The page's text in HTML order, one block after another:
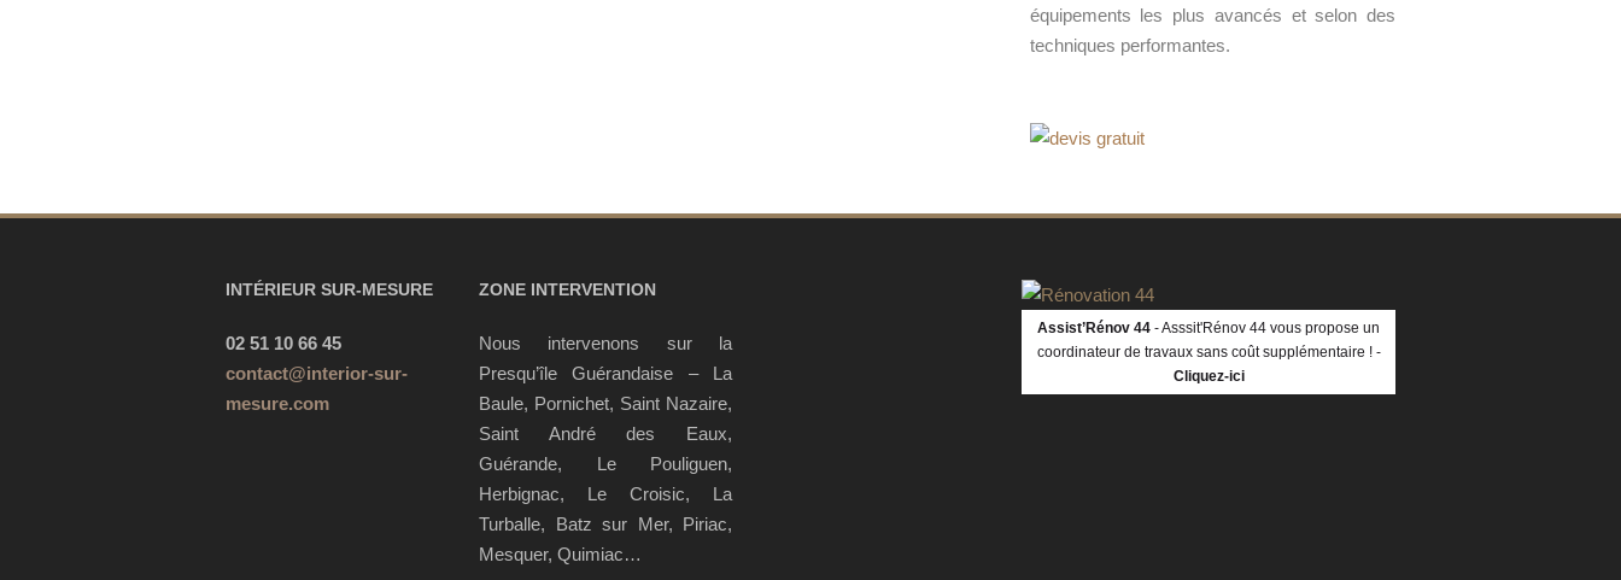
équipements les plus avancés et selon des
techniques performantes.
INTÉRIEUR SUR-MESURE
02 51 10 66 45
contact@interior-sur-
mesure.com
ZONE INTERVENTION
Nous intervenons sur la
Presqu’île Guérandaise – La
Baule, Pornichet, Saint Nazaire,
Saint André des Eaux,
Guérande, Le Pouliguen,
Herbignac, Le Croisic, La
Turballe, Batz sur Mer, Piriac,
Mesquer, Quimiac…
Assist’Rénov 44 - Asssit'Rénov 44 vous propose un
coordinateur de travaux sans coût supplémentaire ! -
Cliquez-ici